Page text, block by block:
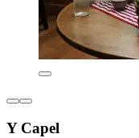
Y Capel